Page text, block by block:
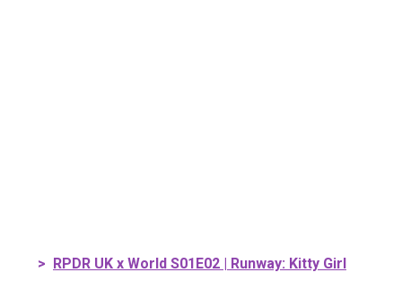
> RPDR UK x World S01E02 | Runway: Kitty Girl